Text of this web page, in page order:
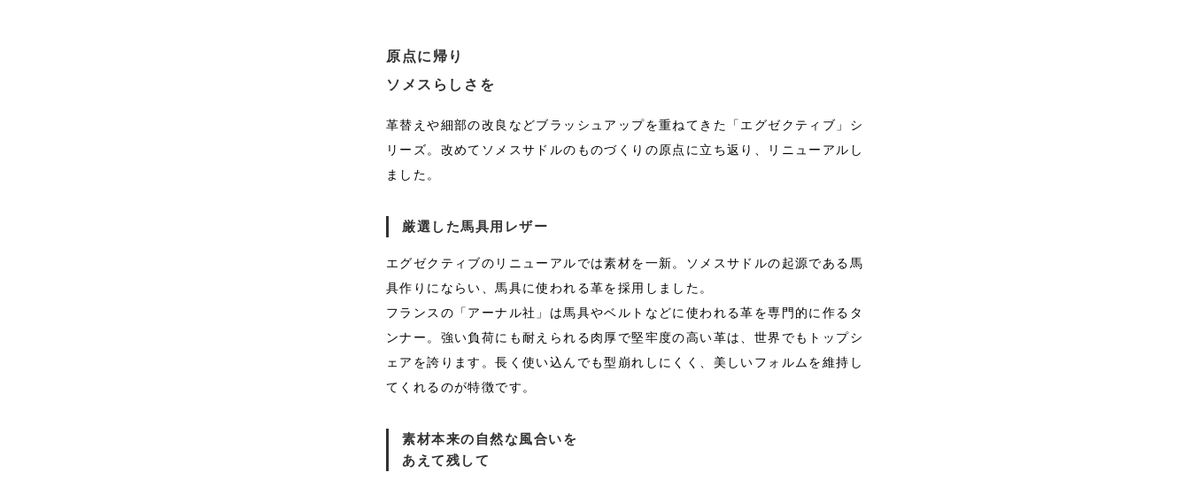
原点に帰り
ソメスらしさを
革替えや細部の改良などブラッシュアップを重ねてきた「エグゼクティブ」シ
リーズ。改めてソメスサドルのものづくりの原点に立ち返り、リニューアルし
ました。
厳選した馬具用レザー
エグゼクティブのリニューアルでは素材を一新。ソメスサドルの起源である馬
具作りにならい、馬具に使われる革を採用しました。
フランスの「アーナル社」は馬具やベルトなどに使われる革を専門的に作るタ
ンナー。強い負荷にも耐えられる肉厚で堅牢度の高い革は、世界でもトップシ
ェアを誇ります。長く使い込んでも型崩れしにくく、美しいフォルムを維持し
てくれるのが特徴です。
素材本来の自然な風合いを
あえて残して